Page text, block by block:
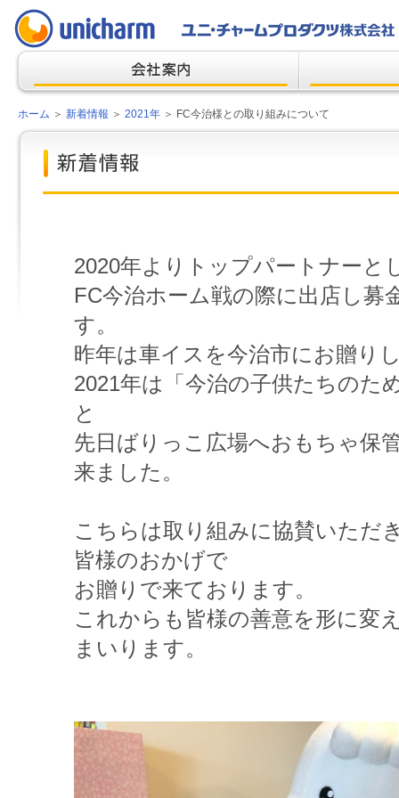
ホーム ＞ 新着情報 ＞ 2021年 ＞ FC今治様との取り組みについて
2020年よりトップパートナーと
FC今治ホーム戦の際に出店し募
す。
昨年は車イスを今治市にお贈り
2021年は「今治の子供たちのた
と
先日ばりっこ広場へおもちゃ保
来ました。
こちらは取り組みに協賛いただ
皆様のおかげで
お贈りで来ております。
これからも皆様の善意を形に変
まいります。